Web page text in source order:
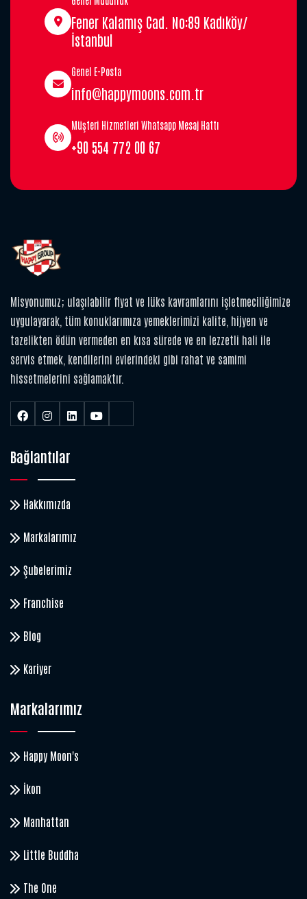
Fener Kalamış Cad. No:89 Kadıköy/
İstanbul
Genel E-Posta
info@happymoons.com.tr
Müşteri Hizmetleri Whatsapp Mesaj Hattı
+90 554 772 00 67
Misyonumuz; ulaşılabilir fiyat ve lüks kavramlarını işletmeciliğimize
uygulayarak, tüm konuklarımıza yemeklerimizi kalite, hijyen ve
tazelikten ödün vermeden en kısa sürede ve en lezzetli hali ile
servis etmek, kendilerini evlerindeki gibi rahat ve samimi
hissetmelerini sağlamaktır.
Bağlantılar
Hakkımızda
Markalarımız
Şubelerimiz
Franchise
Blog
Kariyer
Markalarımız
Happy Moon's
İkon
Manhattan
Little Buddha
The One